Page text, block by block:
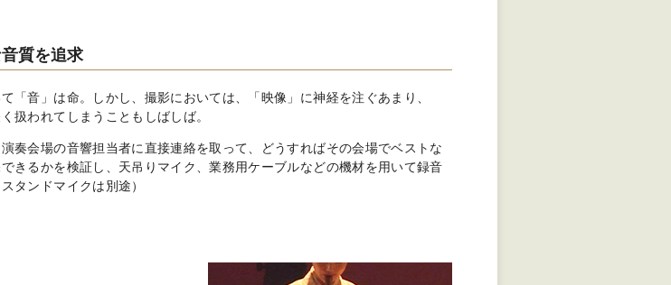
質を追求
「音」は命。しかし、撮影においては、「映像」に神経を注ぐあまり、
く扱われてしまうこともしばしば。
奏会場の音響担当者に直接連絡を取って、どうすればその会場でベストな
きるかを検証し、天吊りマイク、業務用ケーブルなどの機材を用いて録音
タンドマイクは別途）